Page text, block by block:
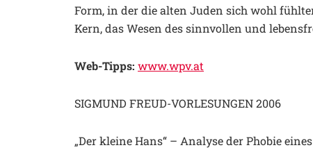
Form, in der die alten Juden sich wohl
Kern, das Wesen des sinnvollen und
Web-Tipps: www.wpv.at
SIGMUND FREUD-VORLESUNGEN 2006
„Der kleine Hans“ – Analyse der Phobie